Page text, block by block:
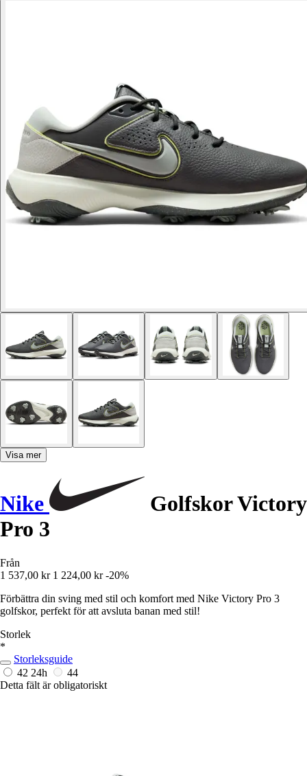
Visa mer
Nike
Golfskor Victory
Pro 3
Från
1 537,00 kr 1 224,00 kr -20%
Förbättra din sving med stil och komfort med Nike Victory Pro 3
golfskor, perfekt för att avsluta banan med stil!
Storlek
*
Storleksguide
42 24h
44
Detta fält är obligatoriskt